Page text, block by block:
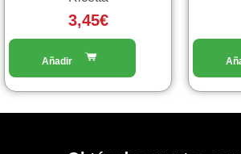
3,45€